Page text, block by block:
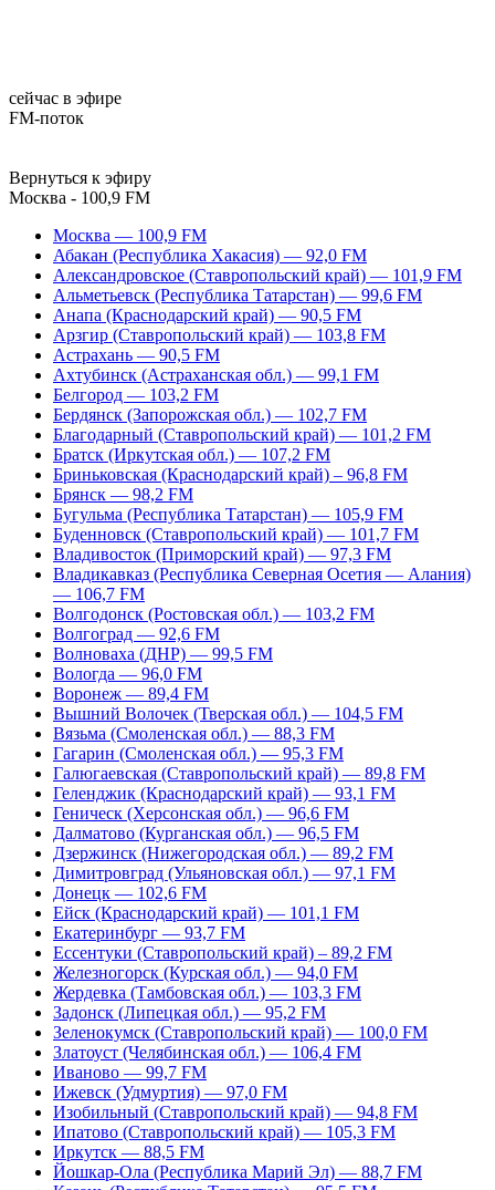
сейчас в эфире
FM-поток
Вернуться к эфиру
Москва - 100,9 FM
Москва — 100,9 FM
Абакан (Республика Хакасия) — 92,0 FM
Александровское (Ставропольский край) — 101,9 FM
Альметьевск (Республика Татарстан) — 99,6 FM
Анапа (Краснодарский край) — 90,5 FM
Арзгир (Ставропольский край) — 103,8 FM
Астрахань — 90,5 FM
Ахтубинск (Астраханская обл.) — 99,1 FM
Белгород — 103,2 FM
Бердянск (Запорожская обл.) — 102,7 FM
Благодарный (Ставропольский край) — 101,2 FM
Братск (Иркутская обл.) — 107,2 FM
Бриньковская (Краснодарский край) – 96,8 FM
Брянск — 98,2 FM
Бугульма (Республика Татарстан) — 105,9 FM
Буденновск (Ставропольский край) — 101,7 FM
Владивосток (Приморский край) — 97,3 FM
Владикавказ (Республика Северная Осетия — Алания)
— 106,7 FM
Волгодонск (Ростовская обл.) — 103,2 FM
Волгоград — 92,6 FM
Волноваха (ДНР) — 99,5 FM
Вологда — 96,0 FM
Воронеж — 89,4 FM
Вышний Волочек (Тверская обл.) — 104,5 FM
Вязьма (Смоленская обл.) — 88,3 FM
Гагарин (Смоленская обл.) — 95,3 FM
Галюгаевская (Ставропольский край) — 89,8 FM
Геленджик (Краснодарский край) — 93,1 FM
Геническ (Херсонская обл.) — 96,6 FM
Далматово (Курганская обл.) — 96,5 FM
Дзержинск (Нижегородская обл.) — 89,2 FM
Димитровград (Ульяновская обл.) — 97,1 FM
Донецк — 102,6 FM
Ейск (Краснодарский край) — 101,1 FM
Екатеринбург — 93,7 FM
Ессентуки (Ставропольский край) – 89,2 FM
Железногорск (Курская обл.) — 94,0 FM
Жердевка (Тамбовская обл.) — 103,3 FM
Задонск (Липецкая обл.) — 95,2 FM
Зеленокумск (Ставропольский край) — 100,0 FM
Златоуст (Челябинская обл.) — 106,4 FM
Иваново — 99,7 FM
Ижевск (Удмуртия) — 97,0 FM
Изобильный (Ставропольский край) — 94,8 FM
Ипатово (Ставропольский край) — 105,3 FM
Иркутск — 88,5 FM
Йошкар-Ола (Республика Марий Эл) — 88,7 FM